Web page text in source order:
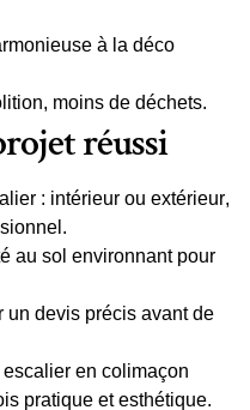
à la déco
moins de déchets.
réussi
: intérieur ou extérieur,
au sol environnant pour
un devis précis avant de
escalier en colimaçon
pratique et esthétique.